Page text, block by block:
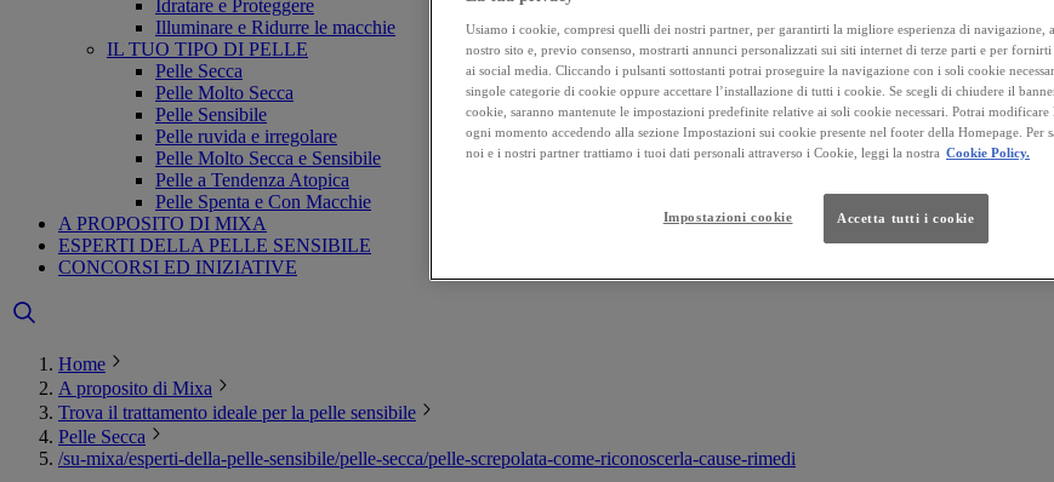
Idratare e Proteggere
Illuminare e Ridurre le macchie
IL TUO TIPO DI PELLE
Pelle Secca
Pelle Molto Secca
Pelle Sensibile
Pelle ruvida e irregolare
Pelle Molto Secca e Sensibile
Pelle a Tendenza Atopica
Pelle Spenta e Con Macchie
A PROPOSITO DI MIXA
ESPERTI DELLA PELLE SENSIBILE
CONCORSI ED INIZIATIVE
Home
A proposito di Mixa
Trova il trattamento ideale per la pelle sensibile
Pelle Secca
/su-mixa/esperti-della-pelle-sensibile/pelle-secca/pelle-screpolata-come-riconoscerla-cause-rimedi
Usiamo i cookie, compresi quelli dei nostri partner, per garantirti la migliore esperienza di navigazione,
nostro sito e, previo consenso, mostrarti annunci personalizzati sui siti internet di terze parti e per
ai social media. Cliccando i pulsanti sottostanti potrai proseguire la navigazione con i soli cookie
singole categorie di cookie oppure accettare l’installazione di tutti i cookie. Se scegli di chiudere il
cookie, saranno mantenute le impostazioni predefinite relative ai soli cookie necessari. Potrai modificare
ogni momento accedendo alla sezione Impostazioni sui cookie presente nel footer della Homepage. Per
noi e i nostri partner trattiamo i tuoi dati personali attraverso i Cookie, leggi la nostra Cookie Policy.
Impostazioni cookie Accetta tutti i cookie